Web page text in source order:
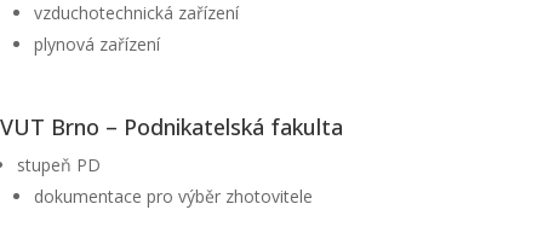
vzduchotechnická zařízení
plynová zařízení
VUT Brno – Podnikatelská fakulta
stupeň PD
dokumentace pro výběr zhotovitele